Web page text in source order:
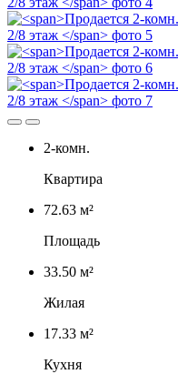
2-комн.
Квартира
72.63 м²
Площадь
33.50 м²
Жилая
17.33 м²
Кухня